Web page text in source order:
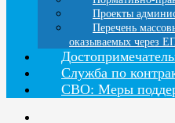
Проекты
Перечень
оказываемых через
Служба по
СВО: Меры